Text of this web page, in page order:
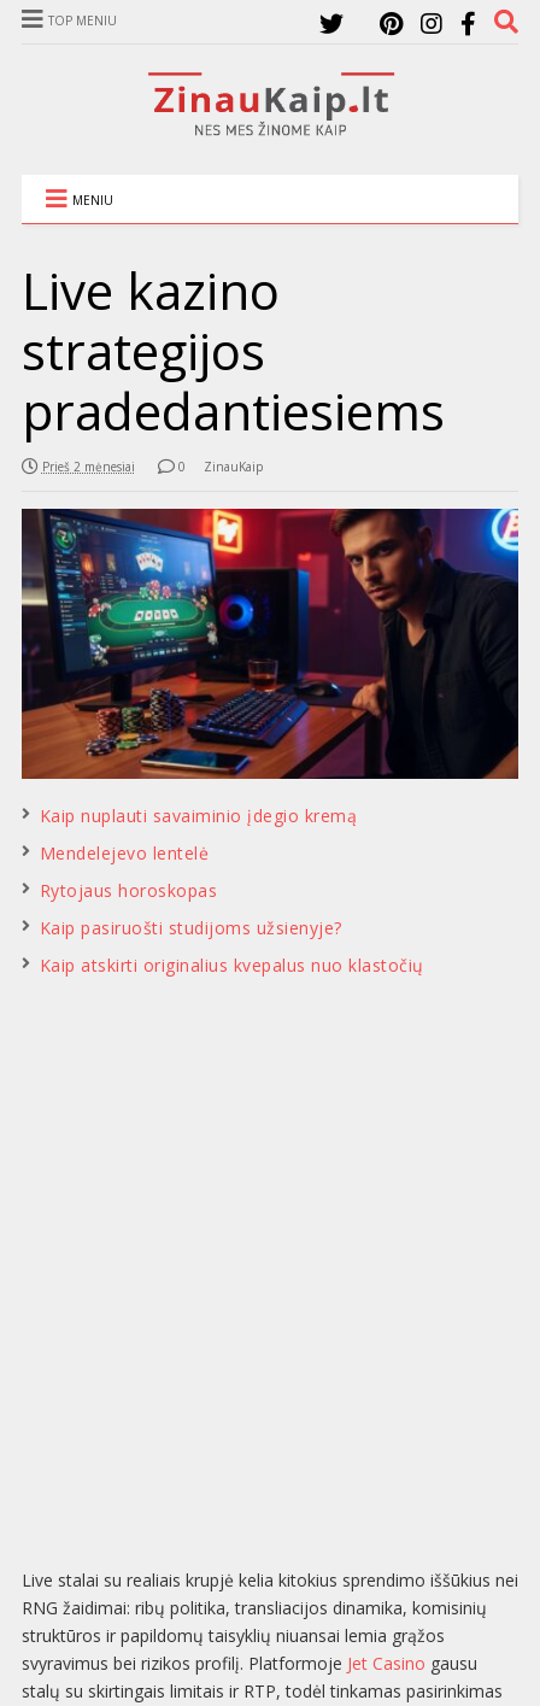
TOP MENIU
MENIU
Live kazino
strategijos
pradedantiesiems
Prieš 2 mėnesiai 0 ZinauKaip
Kaip nuplauti savaiminio įdegio kremą
Mendelejevo lentelė
Rytojaus horoskopas
Kaip pasiruošti studijoms užsienyje?
Kaip atskirti originalius kvepalus nuo klastočių
Live stalai su realiais krupjė kelia kitokius sprendimo iššūkius nei
RNG žaidimai: ribų politika, transliacijos dinamika, komisinių
struktūros ir papildomų taisyklių niuansai lemia grąžos
svyravimus bei rizikos profilį. Platformoje Jet Casino gausu
stalų su skirtingais limitais ir RTP, todėl tinkamas pasirinkimas